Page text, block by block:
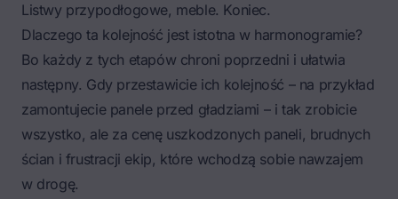
Listwy przypodłogowe, meble. Koniec.
Dlaczego ta kolejność jest istotna w harmonogramie?
Bo każdy z tych etapów chroni poprzedni i ułatwia
następny. Gdy przestawicie ich kolejność – na przykład
zamontujecie panele przed gładziami – i tak zrobicie
wszystko, ale za cenę uszkodzonych paneli, brudnych
ścian i frustracji ekip, które wchodzą sobie nawzajem
w drogę.